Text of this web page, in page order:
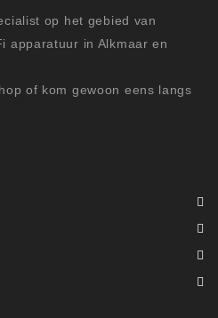
op het gebied van
apparatuur in Alkmaar en
of kom gewoon eens langs